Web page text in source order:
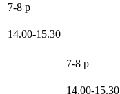
7-8 p
14.00-15.30
7-8 p
14.00-15.30